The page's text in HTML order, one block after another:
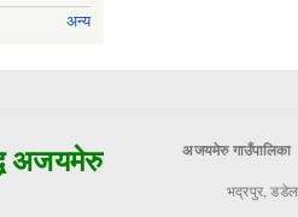
अन्य
मुल आधार!!अजयमेरु गाउँपालिका
भद्रपुर,